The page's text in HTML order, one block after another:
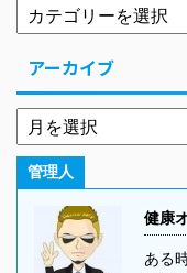
アーカイブ
管理人
健康
ある